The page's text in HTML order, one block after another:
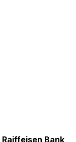
Raiffeisen Bank